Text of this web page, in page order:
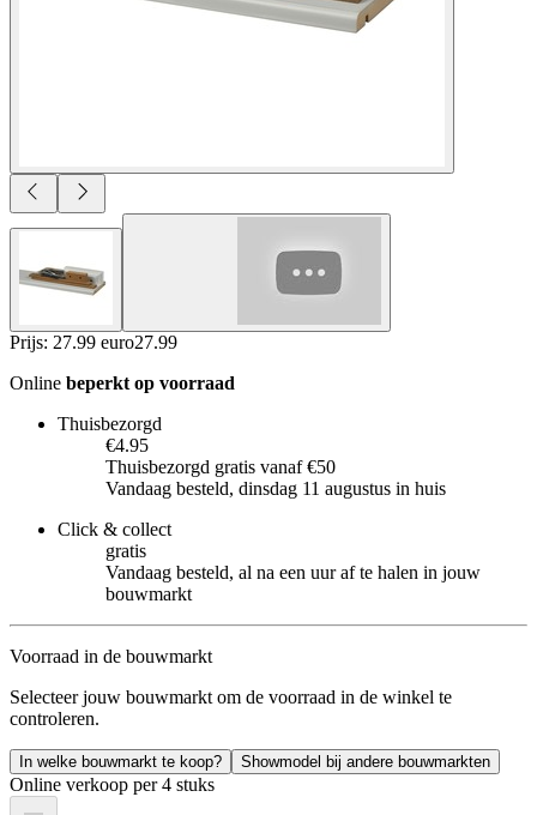
Prijs: 27.99 euro27.99
Online beperkt op voorraad
Thuisbezorgd
€4.95
Thuisbezorgd gratis vanaf €50
Vandaag besteld, dinsdag 11 augustus in huis
Click & collect
gratis
Vandaag besteld, al na een uur af te halen in jouw
bouwmarkt
Voorraad in de bouwmarkt
Selecteer jouw bouwmarkt om de voorraad in de winkel te
controleren.
In welke bouwmarkt te koop? Showmodel bij andere bouwmarkten
Online verkoop per 4 stuks